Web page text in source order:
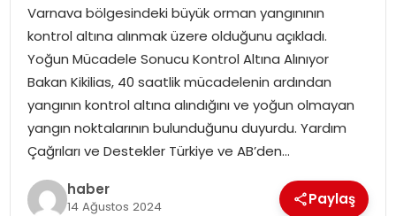
YAŞAM
MAGAZIN
SAĞLIK
SOSYAL HABER
Varnava bölgesindeki büyük orman yangınının
kontrol altına alınmak üzere olduğunu açıkladı.
Yoğun Mücadele Sonucu Kontrol Altına Alınıyor
Bakan Kikilias, 40 saatlik mücadelenin ardından
yangının kontrol altına alındığını ve yoğun olmayan
yangın noktalarının bulunduğunu duyurdu. Yardım
Çağrıları ve Destekler Türkiye ve AB’den…
haber
14 Ağustos 2024 Paylaş